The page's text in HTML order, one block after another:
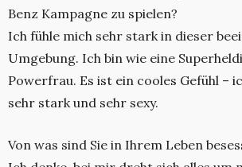
Benz Kampagne zu spielen?
Ich fühle mich sehr stark in dieser
Umgebung. Ich bin wie eine
Powerfrau. Es ist ein cooles Gefühl –
sehr stark und sehr sexy.
Von was sind Sie in Ihrem Leben